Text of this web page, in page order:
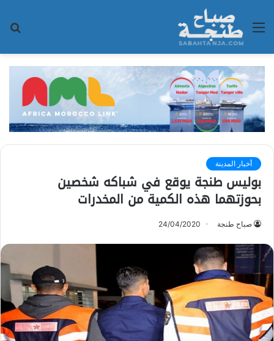
القائمة
أخبار المدينة
بوليس طنجة يوقع في شباكه شخصين
بحوزتهما هذه الكمية من المخدرات
صباح طنجة 24/04/2020